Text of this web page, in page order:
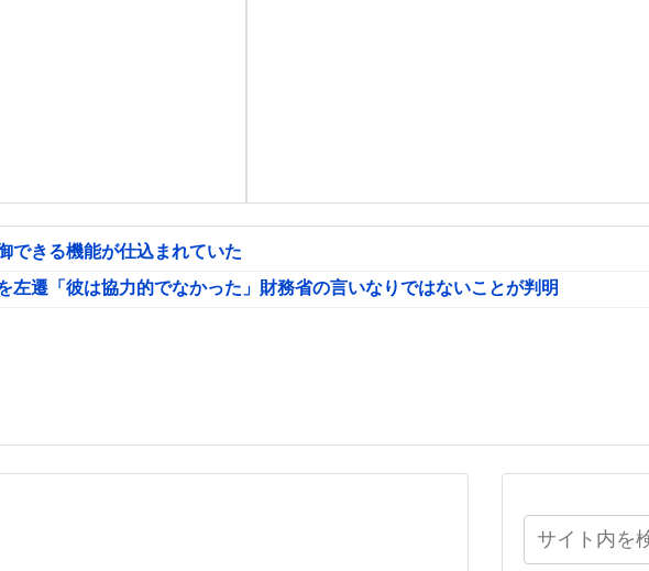
できる機能が仕込まれていた
遷「彼は協力的でなかった」財務省の言いなりではないことが判明